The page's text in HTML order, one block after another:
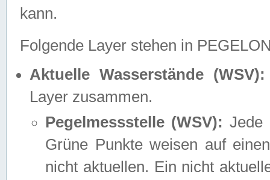
kann.
Folgende Layer stehen in
Aktuelle Wasserstände (WSV):
Layer zusammen.
Pegelmessstelle (WSV): Jede
Grüne Punkte weisen auf
nicht aktuellen. Ein nicht